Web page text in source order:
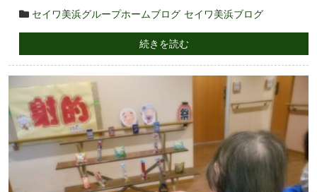
セイワ美浜グループホームブログ セイワ美浜ブログ
続きを読む